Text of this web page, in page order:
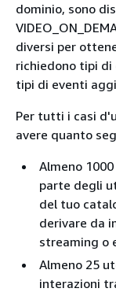
dominio, sono
diversi per
richiedono tipi di
tipi di eventi
Per tutti i casi
avere quanto
Almeno
parte degli
del tuo
derivare da
streaming o
Almeno 25
interazioni